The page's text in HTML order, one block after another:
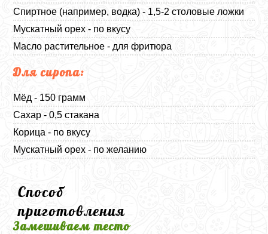
Спиртное (например, водка) - 1,5-2 столовые ложки
Мускатный орех - по вкусу
Масло растительное - для фритюра
Для сиропа:
Мёд - 150 грамм
Сахар - 0,5 стакана
Корица - по вкусу
Мускатный орех - по желанию
Способ
приготовления
Замешиваем тесто